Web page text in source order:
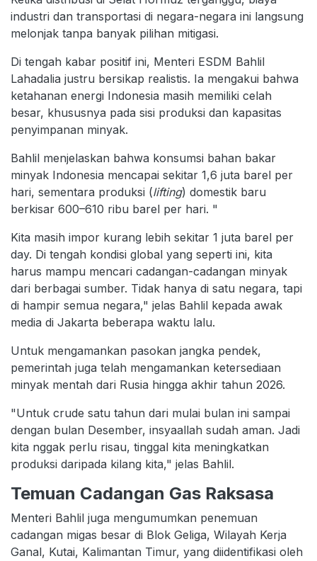
industri dan transportasi di negara-negara ini langsung
melonjak tanpa banyak pilihan mitigasi.
Di tengah kabar positif ini, Menteri ESDM Bahlil
Lahadalia justru bersikap realistis. Ia mengakui bahwa
ketahanan energi Indonesia masih memiliki celah
besar, khususnya pada sisi produksi dan kapasitas
penyimpanan minyak.
Bahlil menjelaskan bahwa konsumsi bahan bakar
minyak Indonesia mencapai sekitar 1,6 juta barel per
hari, sementara produksi (lifting) domestik baru
berkisar 600–610 ribu barel per hari. "
Kita masih impor kurang lebih sekitar 1 juta barel per
day. Di tengah kondisi global yang seperti ini, kita
harus mampu mencari cadangan-cadangan minyak
dari berbagai sumber. Tidak hanya di satu negara, tapi
di hampir semua negara," jelas Bahlil kepada awak
media di Jakarta beberapa waktu lalu.
Untuk mengamankan pasokan jangka pendek,
pemerintah juga telah mengamankan ketersediaan
minyak mentah dari Rusia hingga akhir tahun 2026.
"Untuk crude satu tahun dari mulai bulan ini sampai
dengan bulan Desember, insyaallah sudah aman. Jadi
kita nggak perlu risau, tinggal kita meningkatkan
produksi daripada kilang kita," jelas Bahlil.
Temuan Cadangan Gas Raksasa
Menteri Bahlil juga mengumumkan penemuan
cadangan migas besar di Blok Geliga, Wilayah Kerja
Ganal, Kutai, Kalimantan Timur, yang diidentifikasi oleh